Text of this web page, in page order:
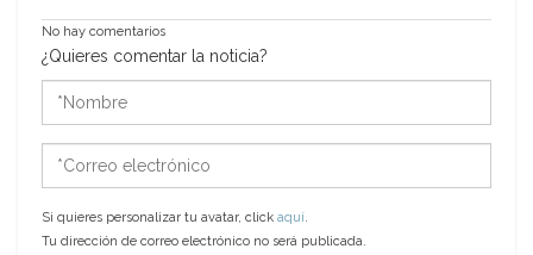
No hay comentarios
¿Quieres comentar la noticia?
electrónico
Si quieres personalizar tu avatar, click aquí.
Tu dirección de correo electrónico no será publicada.